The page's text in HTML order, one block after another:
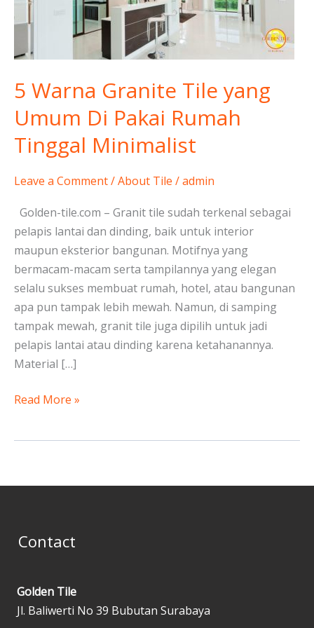
5 Warna Granite Tile yang
Umum Di Pakai Rumah
Tinggal Minimalist
Leave a Comment/About Tile /admin
Golden-tile.com – Granit tile sudah terkenal sebagai
pelapis lantai dan dinding, baik untuk interior
maupun eksterior bangunan. Motifnya yang
bermacam-macam serta tampilannya yang elegan
selalu sukses membuat rumah, hotel, atau bangunan
apa pun tampak lebih mewah. Namun, di samping
tampak mewah, granit tile juga dipilih untuk jadi
pelapis lantai atau dinding karena ketahanannya.
Material […]
yang
Umum
Pakai
Tinggal
Minimalist
Read More »
Contact
Golden Tile
Jl. Baliwerti No 39 Bubutan Surabaya